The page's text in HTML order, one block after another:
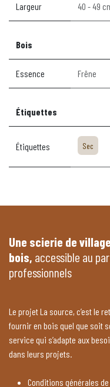
Largeur 40 - 49
Bois
Essence Frêne
Étiquettes
Étiquettes Sec
Une scierie de
bois, accessible au
professionnels
Le projet La source, c’est le
fournir en bois quel que soit
service qui s’adapte aux
dans leurs projets.
Conditions générales